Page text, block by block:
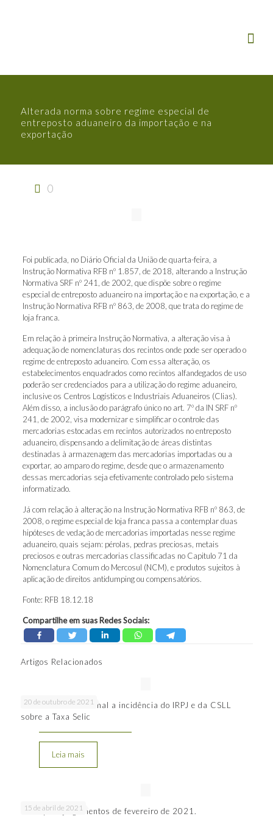
Alterada norma sobre regime especial de
entreposto aduaneiro da importação e na
exportação
0
Foi publicada, no Diário Oficial da União de quarta-feira, a
Instrução Normativa RFB nº 1.857, de 2018, alterando a Instrução
Normativa SRF nº 241, de 2002, que dispõe sobre o regime
especial de entreposto aduaneiro na importação e na exportação, e a
Instrução Normativa RFB nº 863, de 2008, que trata do regime de
loja franca.
Em relação à primeira Instrução Normativa, a alteração visa à
adequação de nomenclaturas dos recintos onde pode ser operado o
regime de entreposto aduaneiro. Com essa alteração, os
estabelecimentos enquadrados como recintos alfandegados de uso
poderão ser credenciados para a utilização do regime aduaneiro,
inclusive os Centros Logísticos e Industriais Aduaneiros (Clias).
Além disso, a inclusão do parágrafo único no art. 7º da IN SRF nº
241, de 2002, visa modernizar e simplificar o controle das
mercadorias estocadas em recintos autorizados no entreposto
aduaneiro, dispensando a delimitação de áreas distintas
destinadas à armazenagem das mercadorias importadas ou a
exportar, ao amparo do regime, desde que o armazenamento
dessas mercadorias seja efetivamente controlado pelo sistema
informatizado.
Já com relação à alteração na Instrução Normativa RFB nº 863, de
2008, o regime especial de loja franca passa a contemplar duas
hipóteses de vedação de mercadorias importadas nesse regime
aduaneiro, quais sejam: pérolas, pedras preciosas, metais
preciosos e outras mercadorias classificadas no Capitulo 71 da
Nomenclatura Comum do Mercosul (NCM), e produtos sujeitos à
aplicação de direitos antidumping ou compensatórios.
Fonte: RFB 18.12.18
Compartilhe em suas Redes Sociais:
Artigos Relacionados
20 de outubro de 2021
STF: é inconstitucional a incidência do IRPJ e da CSLL
sobre a Taxa Selic
Leia mais
15 de abril de 2021
Principais julgamentos de fevereiro de 2021.